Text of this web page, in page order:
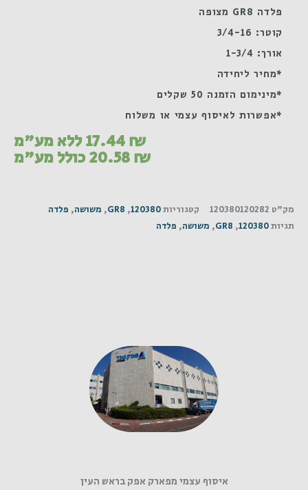
פלדה GR8 מצופה
קוטר: 3/4-16
אורך: 1-3/4
*מחיר ליחידה
*מינימום הזמנה 50 שקלים
*אפשרות לאיסוף עצמי או משלוח
17.44₪ ללא מע"מ
20.58₪ כולל מע"מ
מק"ט 120380120282 קטגוריות120380
,
GR8
, משושה, פלדה
תגיות120380
,
GR8
, משושה, פלדה
איסוף עצמי מפארק אפק בראש העין